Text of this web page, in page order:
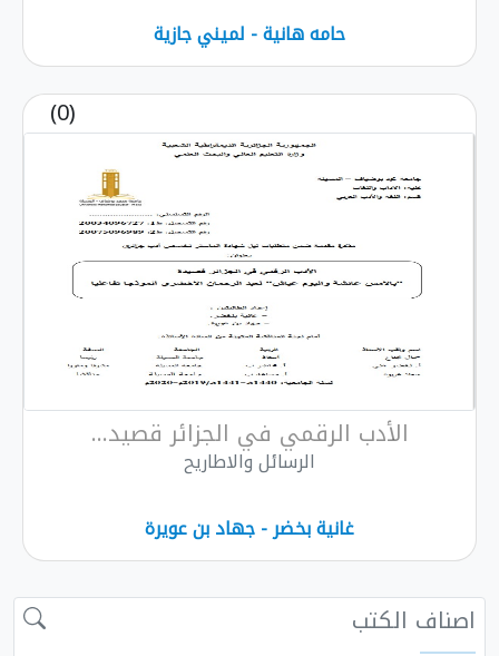
حامه هانية - لميني جازية
الأدب الرقمي في الجزائر قصيد...
الرسائل والاطاريح
غانية بخضر - جهاد بن عويرة